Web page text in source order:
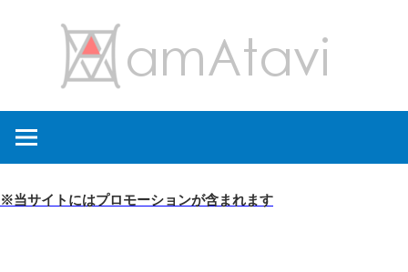
キ
を
→
※当サイトにはプロモーションが含まれます